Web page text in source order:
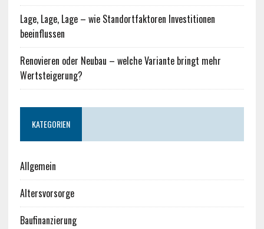
Lage, Lage, Lage – wie Standortfaktoren Investitionen
beeinflussen
Renovieren oder Neubau – welche Variante bringt mehr
Wertsteigerung?
KATEGORIEN
Allgemein
Altersvorsorge
Baufinanzierung